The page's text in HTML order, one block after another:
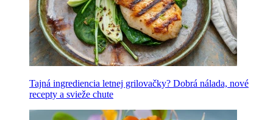
Tajná ingrediencia letnej grilovačky? Dobrá nálada, nové
recepty a svieže chute